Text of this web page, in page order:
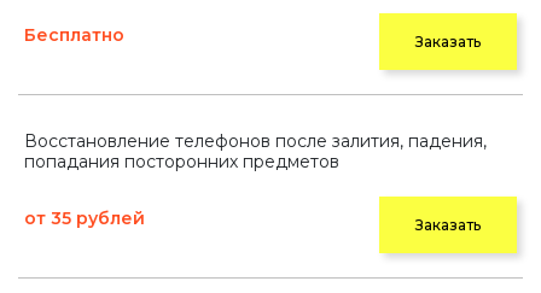
Бесплатно Заказать
Восстановление телефонов после залития, падения,
попадания посторонних предметов
от 35 рублей Заказать